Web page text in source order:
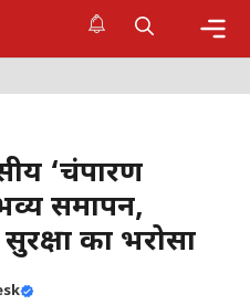
‘चंपारण
समापन,
सुरक्षा का भरोसा